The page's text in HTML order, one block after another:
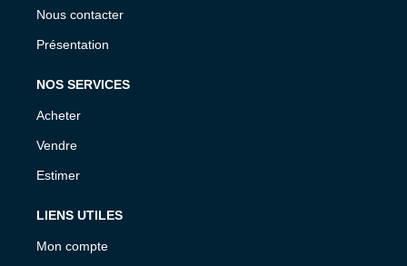
Nous contacter
Présentation
NOS SERVICES
Acheter
Vendre
Estimer
LIENS UTILES
Mon compte